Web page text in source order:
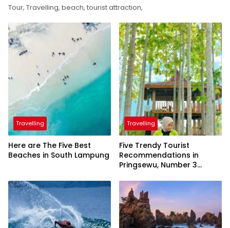
Tour, Travelling, beach, tourist attraction,
Travelling
Here are The Five Best
Beaches in South Lampung
Travelling
Five Trendy Tourist
Recommendations in
Pringsewu, Number 3
President